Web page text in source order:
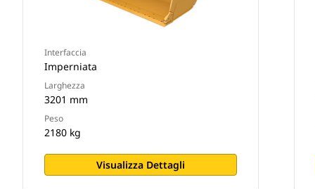
Interfaccia
Imperniata
Larghezza
3201 mm
Peso
2180 kg
Visualizza Dettagli